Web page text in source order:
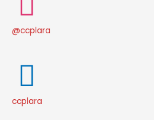
@ccplara
ccplara